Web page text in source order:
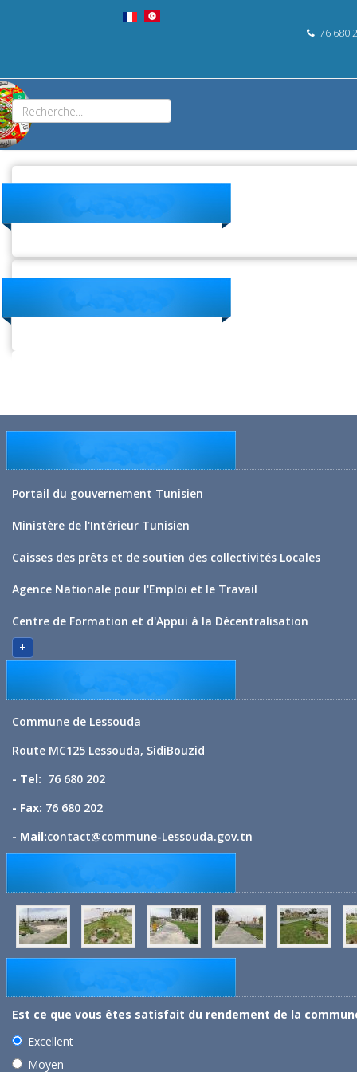
76 680
Portail du gouvernement Tunisien
Ministère de l'Intérieur Tunisien
Caisses des prêts et de soutien des collectivités Locales
Agence Nationale pour l'Emploi et le Travail
Centre de Formation et d'Appui à la Décentralisation
+
Commune de Lessouda
Route MC125 Lessouda, SidiBouzid
- Tel: 76 680 202
- Fax: 76 680 202
- Mail:contact@commune-Lessouda.gov.tn
Est ce que vous êtes satisfait du rendement de la
Excellent
Moyen